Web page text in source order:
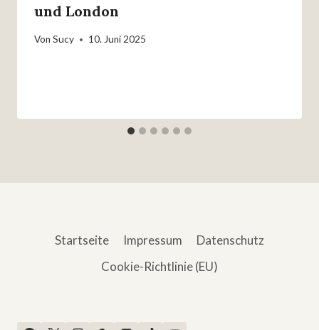
und London
Von Sucy 10. Juni 2025
Startseite Impressum
Datenschutz
Cookie-Richtlinie (EU)